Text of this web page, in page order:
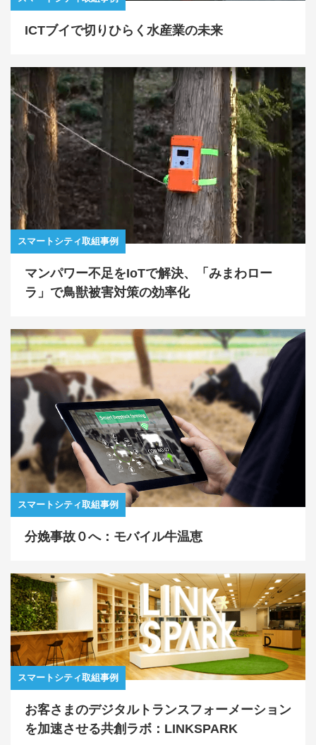
ICTブイで切りひらく水産業の未来
スマートシティ取組事例
マンパワー不足をIoTで解決、「みまわロー
ラ」で鳥獣被害対策の効率化
スマートシティ取組事例
分娩事故０へ：モバイル牛温恵
スマートシティ取組事例
お客さまのデジタルトランスフォーメーション
を加速させる共創ラボ：LINKSPARK